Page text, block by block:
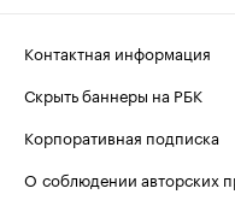
Контактная информация
Скрыть баннеры на РБК
Корпоративная подписка
О соблюдении авторских